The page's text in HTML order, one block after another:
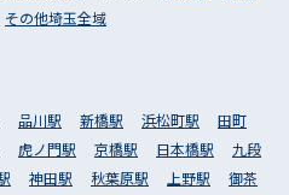
その他埼玉全域
品川駅 新橋駅 浜松町駅
田町
虎ノ門駅 京橋駅 日本橋駅
九段
神田駅 秋葉原駅 上野駅
御茶